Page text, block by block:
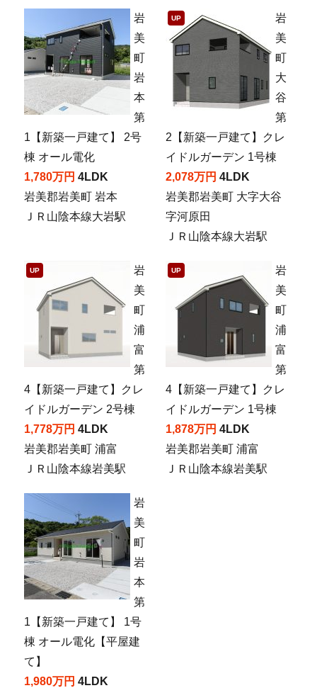
岩
美
町
岩
本
第
1【新築一戸建て】 2号
棟 オール電化
1,780万円4LDK
岩美郡岩美町 岩本
ＪＲ山陰本線大岩駅
UP
岩
美
町
大
谷
第
2【新築一戸建て】クレ
イドルガーデン 1号棟
2,078万円 4LDK
岩美郡岩美町 大字大谷
字河原田
ＪＲ山陰本線大岩駅
UP
岩
美
町
浦
富
第
4【新築一戸建て】クレ
イドルガーデン 2号棟
1,778万円4LDK
岩美郡岩美町 浦富
ＪＲ山陰本線岩美駅
UP
岩
美
町
浦
富
第
4【新築一戸建て】クレ
イドルガーデン 1号棟
1,878万円 4LDK
岩美郡岩美町 浦富
ＪＲ山陰本線岩美駅
岩
美
町
岩
本
第
1【新築一戸建て】 1号
棟 オール電化【平屋建
て】
1,980万円4LDK